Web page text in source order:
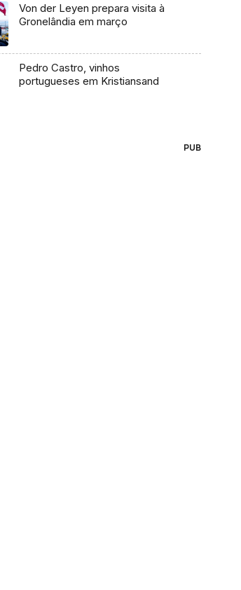
Von der Leyen prepara visita à
Gronelândia em março
Pedro Castro, vinhos
portugueses em Kristiansand
PUB